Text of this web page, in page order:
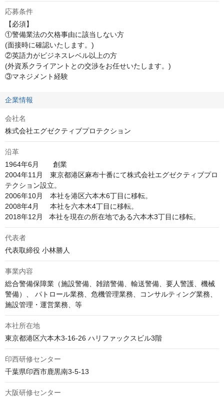
応募条件
【必須】
①警備業法の欠格事由に該当しない方
(面接時に確認いたします。)
②英語力がビジネスレベル以上の方
(外資系クライアントとの交渉をお任せいたします。)
③マネジメント経験
企業情報
会社名
株式会社エグゼクティブプロテクション
沿革
1964年6月       創業
2004年11月　東京都港区麻布十番にて株式会社エグゼクティブプロ
テクション設立。
2006年10月　本社を港区六本木6丁目に移転。
2008年4月　  本社を六本木4丁目に移転。
2018年12月   本社を現在の所在地である六本木3丁目に移転。
代表者
代表取締役 小林勝人
事業内容
総合警備保障業（施設警備、雑踏警備、輸送警備、要人警護、機械
警備）、 パトロール業務、危機管理業務、コンサルティング業務、
施設管理・運営業務、等
本社所在地
東京都港区六本木3-16-26 ハリファックスビル3階
印西研修センター
千葉県印西市鹿黒南3-5-13
大阪研修センター